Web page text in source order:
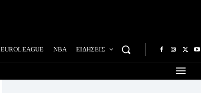
EUROLEAGUE NBA ΕΙΔΗΣΕΙΣ